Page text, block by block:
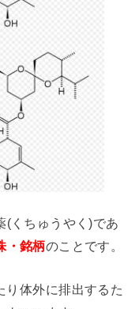
(くちゅうやく)であ
・銘柄のことです。
り体外に排出するた